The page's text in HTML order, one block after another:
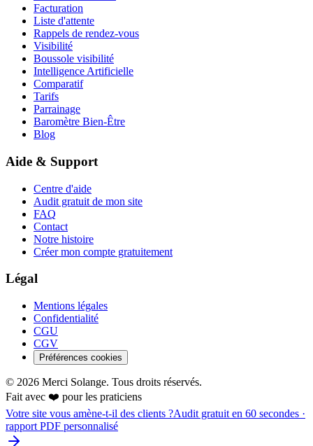
Facturation
Liste d'attente
Rappels de rendez-vous
Visibilité
Boussole visibilité
Intelligence Artificielle
Comparatif
Tarifs
Parrainage
Baromètre Bien-Être
Blog
Aide & Support
Centre d'aide
Audit gratuit de mon site
FAQ
Contact
Notre histoire
Créer mon compte gratuitement
Légal
Mentions légales
Confidentialité
CGU
CGV
Préférences cookies
© 2026 Merci Solange. Tous droits réservés.
Fait avec ❤️ pour les praticiens
Votre site vous amène-t-il des clients ?Audit gratuit en 60 secondes ·
rapport PDF personnalisé